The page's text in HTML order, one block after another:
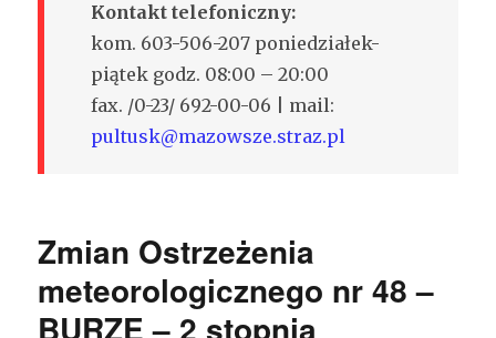
Kontakt telefoniczny:
kom. 603-506-207 poniedziałek-
piątek godz. 08:00 – 20:00
fax. /0-23/ 692-00-06 | mail:
pultusk@mazowsze.straz.pl
Zmian Ostrzeżenia
meteorologicznego nr 48 –